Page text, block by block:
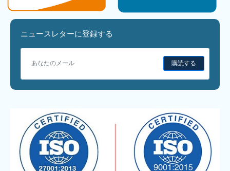
ニュースレターに登録する
購読する